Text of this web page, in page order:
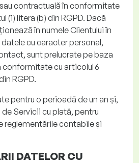
contractuală în conformitate
(1) litera (b) din RGPD. Dacă
în numele Clientului în
cu caracter personal,
sunt prelucrate pe baza
conformitate cu articolul 6
RGPD.
pentru o perioadă de un an și,
Servicii cu plată, pentru
reglementările contabile și
DATELOR CU